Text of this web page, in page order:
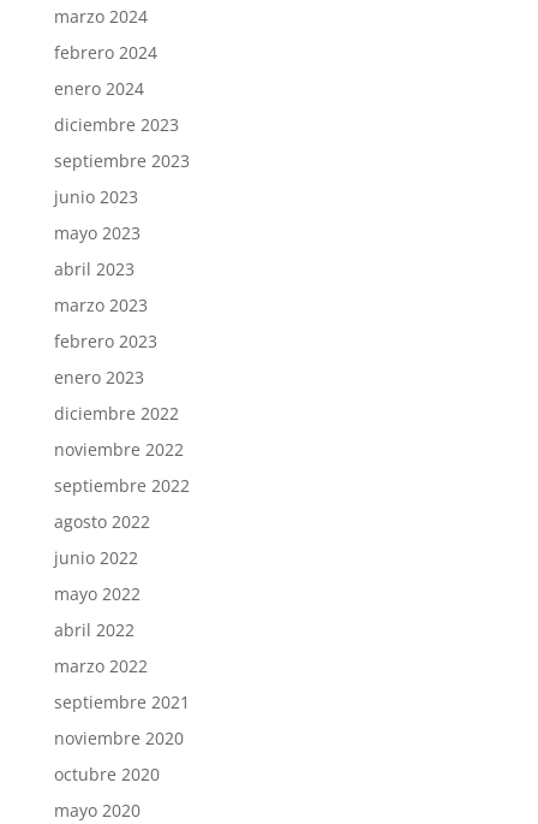
marzo 2024
febrero 2024
enero 2024
diciembre 2023
septiembre 2023
junio 2023
mayo 2023
abril 2023
marzo 2023
febrero 2023
enero 2023
diciembre 2022
noviembre 2022
septiembre 2022
agosto 2022
junio 2022
mayo 2022
abril 2022
marzo 2022
septiembre 2021
noviembre 2020
octubre 2020
mayo 2020